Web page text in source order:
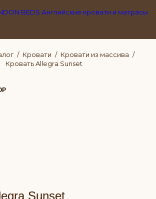
Кровати
Кровати из массива
Кровать Allegra Sunset
Sunset